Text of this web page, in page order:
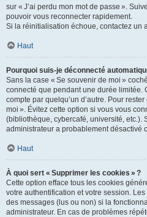
sur « J’ai perdu mon mot de passe ».
pouvoir vous reconnecter rapidement.
Si la réinitialisation échoue, contactez un
Haut
Pourquoi suis-je déconnecté
Sans la case « Se souvenir de moi »
connecté que pendant une durée limitée.
compte par quelqu’un d’autre. Pour
moi ». Évitez cette option si vous vous
(bibliothèque, cybercafé, université, etc.).
administrateur a probablement désactivé
Haut
À quoi sert « Supprimer les cookies » ?
Cette option efface tous les cookies
votre authentification et votre session.
des messages (lus ou non) si la
administrateur. En cas de problèmes